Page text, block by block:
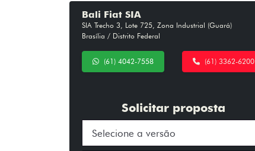
Bali Fiat SIA
SIA Trecho 3, Lote 725, Zona Industrial (Guará)
Brasília / Distrito Federal
(61) 3362-6200
(61) 4042-7558
Solicitar proposta